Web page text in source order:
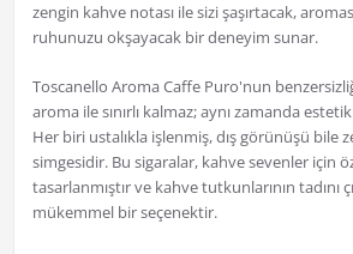
zengin kahve notası ile sizi şaşırtacak,
ruhunuzu okşayacak bir deneyim sunar.
Toscanello Aroma Caffe Puro'nun
aroma ile sınırlı kalmaz; aynı zamanda
Her biri ustalıkla işlenmiş, dış görünüşü bile
simgesidir. Bu sigaralar, kahve sevenler için
tasarlanmıştır ve kahve tutkunlarının tadını
mükemmel bir seçenektir.